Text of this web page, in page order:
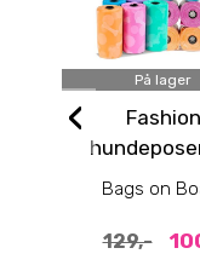
På lager
Fashion
ruller - 140
Bags on
129,-
‹